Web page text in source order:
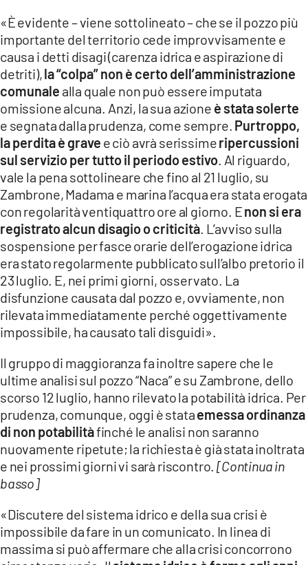
«È evidente – viene sottolineato – che se il pozzo più
importante del territorio cede improvvisamente e
causa i detti disagi (carenza idrica e aspirazione di
detriti),la “colpa” non è certo dell’amministrazione
comunale alla quale non può essere imputata
omissione alcuna. Anzi, la sua azione è stata solerte
e segnata dalla prudenza, come sempre. Purtroppo,
la perdita è grave e ciò avrà serissimeripercussioni
sul servizio per tutto il periodo estivo. Al riguardo,
vale la pena sottolineare che fino al 21 luglio, su
Zambrone, Madama e marina l’acqua era stata erogata
con regolarità ventiquattro ore al giorno. Enon si era
registrato alcun disagio o criticità. L’avviso sulla
sospensione per fasce orarie dell’erogazione idrica
era stato regolarmente pubblicato sull’albo pretorio il
23 luglio. E, nei primi giorni, osservato. La
disfunzione causata dal pozzo e, ovviamente, non
rilevata immediatamente perché oggettivamente
impossibile, ha causato tali disguidi».
Il gruppo di maggioranza fa inoltre sapere che le
ultime analisi sul pozzo “Naca” e su Zambrone, dello
scorso 12 luglio, hanno rilevato la potabilità idrica. Per
prudenza, comunque, oggi è stataemessa ordinanza
di non potabilitàfinché le analisi non saranno
nuovamente ripetute; la richiesta è già stata inoltrata
e nei prossimi giorni vi sarà riscontro.[Continua in
basso]
«Discutere del sistema idrico e della sua crisi è
impossibile da fare in un comunicato. In linea di
massima si può affermare che alla crisi concorrono